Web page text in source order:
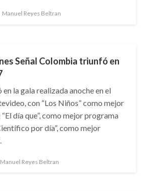
Manuel Reyes Beltran
Señal Colombia triunfó en
la gala realizada anoche en el
con “Los Niños” como mejor
día que”, como mejor programa
por día”, como mejor
Manuel Reyes Beltran